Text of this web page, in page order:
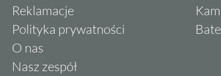
Reklamacje
Polityka prywatności
O nas
Nasz zespół